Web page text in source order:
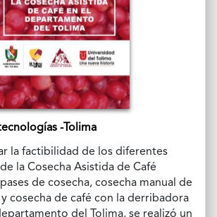
-Tolima
la factibilidad de los diferentes
la Cosecha Asistida de Café
de cosecha, cosecha manual de
cosecha de café con la derribadora
del Tolima, se realizó un